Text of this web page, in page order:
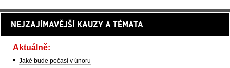
NEJZAJÍMAVĚJŠÍ KAUZY A TÉMATA
Aktuálně:
Jaké bude počasí v únoru